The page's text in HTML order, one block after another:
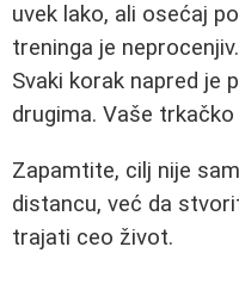
uvek lako, ali osećaj
treninga je
Svaki korak napred je
drugima. Vaše
Zapamtite, cilj nije
distancu, već da
trajati ceo život.